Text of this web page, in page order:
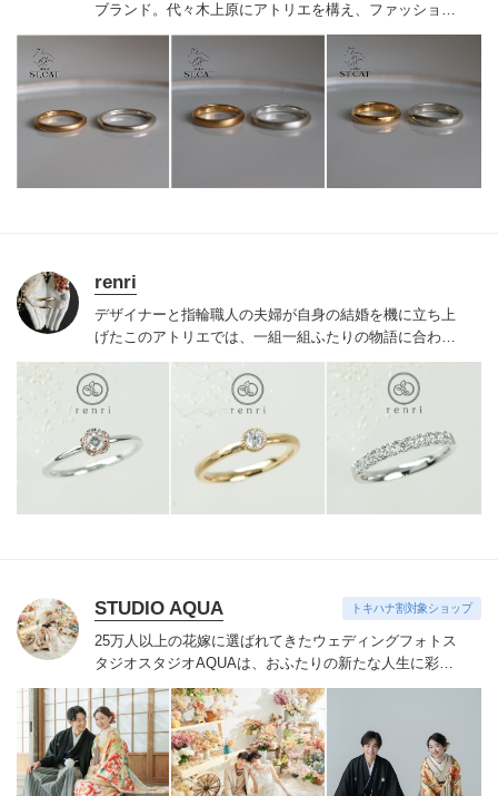
ブランド。代々木上原にアトリエを構え、ファッション
ジュエリーのような結婚・婚約指輪を作っています。特
別なものだからって、無理にキラキラしてなくても良い
と思うのです。普段の着こなしに合わせて、ファッショ
ンリングのように楽しんでもらいたいから、作っている
のは手作業の有機的な歪みを効かせたナチュラルモダン
renri
デザイナーと指輪職人の夫婦が自身の結婚を機に立ち上
げたこのアトリエでは、一組一組ふたりの物語に合わせ
た特別なリングを提案。研ぎ澄まされた感性と確かな品
質で、人と被りづらいふたりらしい世界に一つのリング
が出来上がる。ここで一緒に過ごした時間も大切な思い
出の一つに。
STUDIO AQUA トキハナ割対象ショップ
25万人以上の花嫁に選ばれてきたウェディングフォトス
タジオ スタジオAQUAは、おふたりの新たな人生に彩り
を添える“最高のウェディングフォト”のお手伝いをさせ
ていただきます。1枚の写真のチカラを信じて